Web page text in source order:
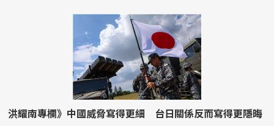
洪耀南專欄》中國威脅寫得更細 台日關係反而寫得更隱晦